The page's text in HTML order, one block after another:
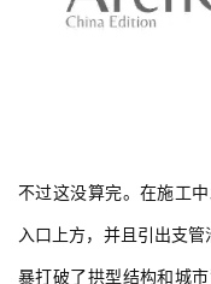
室
不过这没算完。在施工
入口上方，并且引出支